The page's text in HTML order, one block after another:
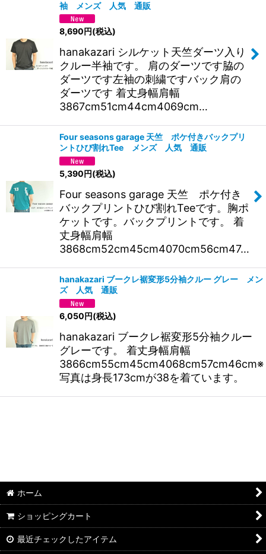
袖 メンズ 人気 通販
8,690円(税込)
hanakazari シルケット天竺ダーツ入り
クルー半袖です。 肩のダーツです脇の
ダーツです左袖の刺繍ですバック肩の
ダーツです 着丈身幅肩幅
3867cm51cm44cm4069cm…
Four seasons garage 天竺 ポケ付きバックプリ
ントひび割れTee メンズ 人気 通販
5,390円(税込)
Four seasons garage 天竺 ポケ付き
バックプリントひび割れTeeです。胸ポ
ケットです。バックプリントです。 着
丈身幅肩幅
3868cm52cm45cm4070cm56cm47…
hanakazari ブークレ裾変形5分袖クルー グレー メン
ズ 人気 通販
6,050円(税込)
hanakazari ブークレ裾変形5分袖クルー
グレーです。 着丈身幅肩幅
3866cm55cm45cm4068cm57cm46cm※
写真は身長173cmが38を着ています。
ホーム
ショッピングカート
最近チェックしたアイテム